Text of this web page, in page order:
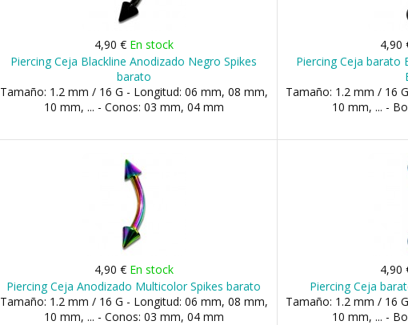
4,90 € En stock
Piercing Ceja Blackline Anodizado Negro Spikes
barato
Tamaño: 1.2 mm / 16 G - Longitud: 06 mm, 08 mm,
10 mm, ... - Conos: 03 mm, 04 mm
4,90
Piercing Ceja barato
Tamaño: 1.2 mm / 16
10 mm, ... -
4,90 € En stock
Piercing Ceja Anodizado Multicolor Spikes barato
Tamaño: 1.2 mm / 16 G - Longitud: 06 mm, 08 mm,
10 mm, ... - Conos: 03 mm, 04 mm
4,90
Piercing Ceja
Tamaño: 1.2 mm / 16
10 mm, ... -